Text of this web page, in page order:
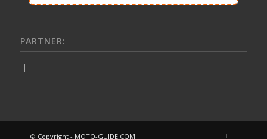
PARTNER:
|
© Copyright - MOTO-GUIDE.COM